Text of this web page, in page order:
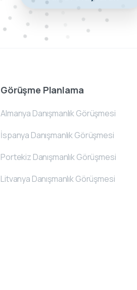
Görüşme Planlama
Almanya Danışmanlık Görüşmesi
İspanya Danışmanlık Görüşmesi
Portekiz Danışmanlık Görüşmesi
Litvanya Danışmanlık Görüşmesi